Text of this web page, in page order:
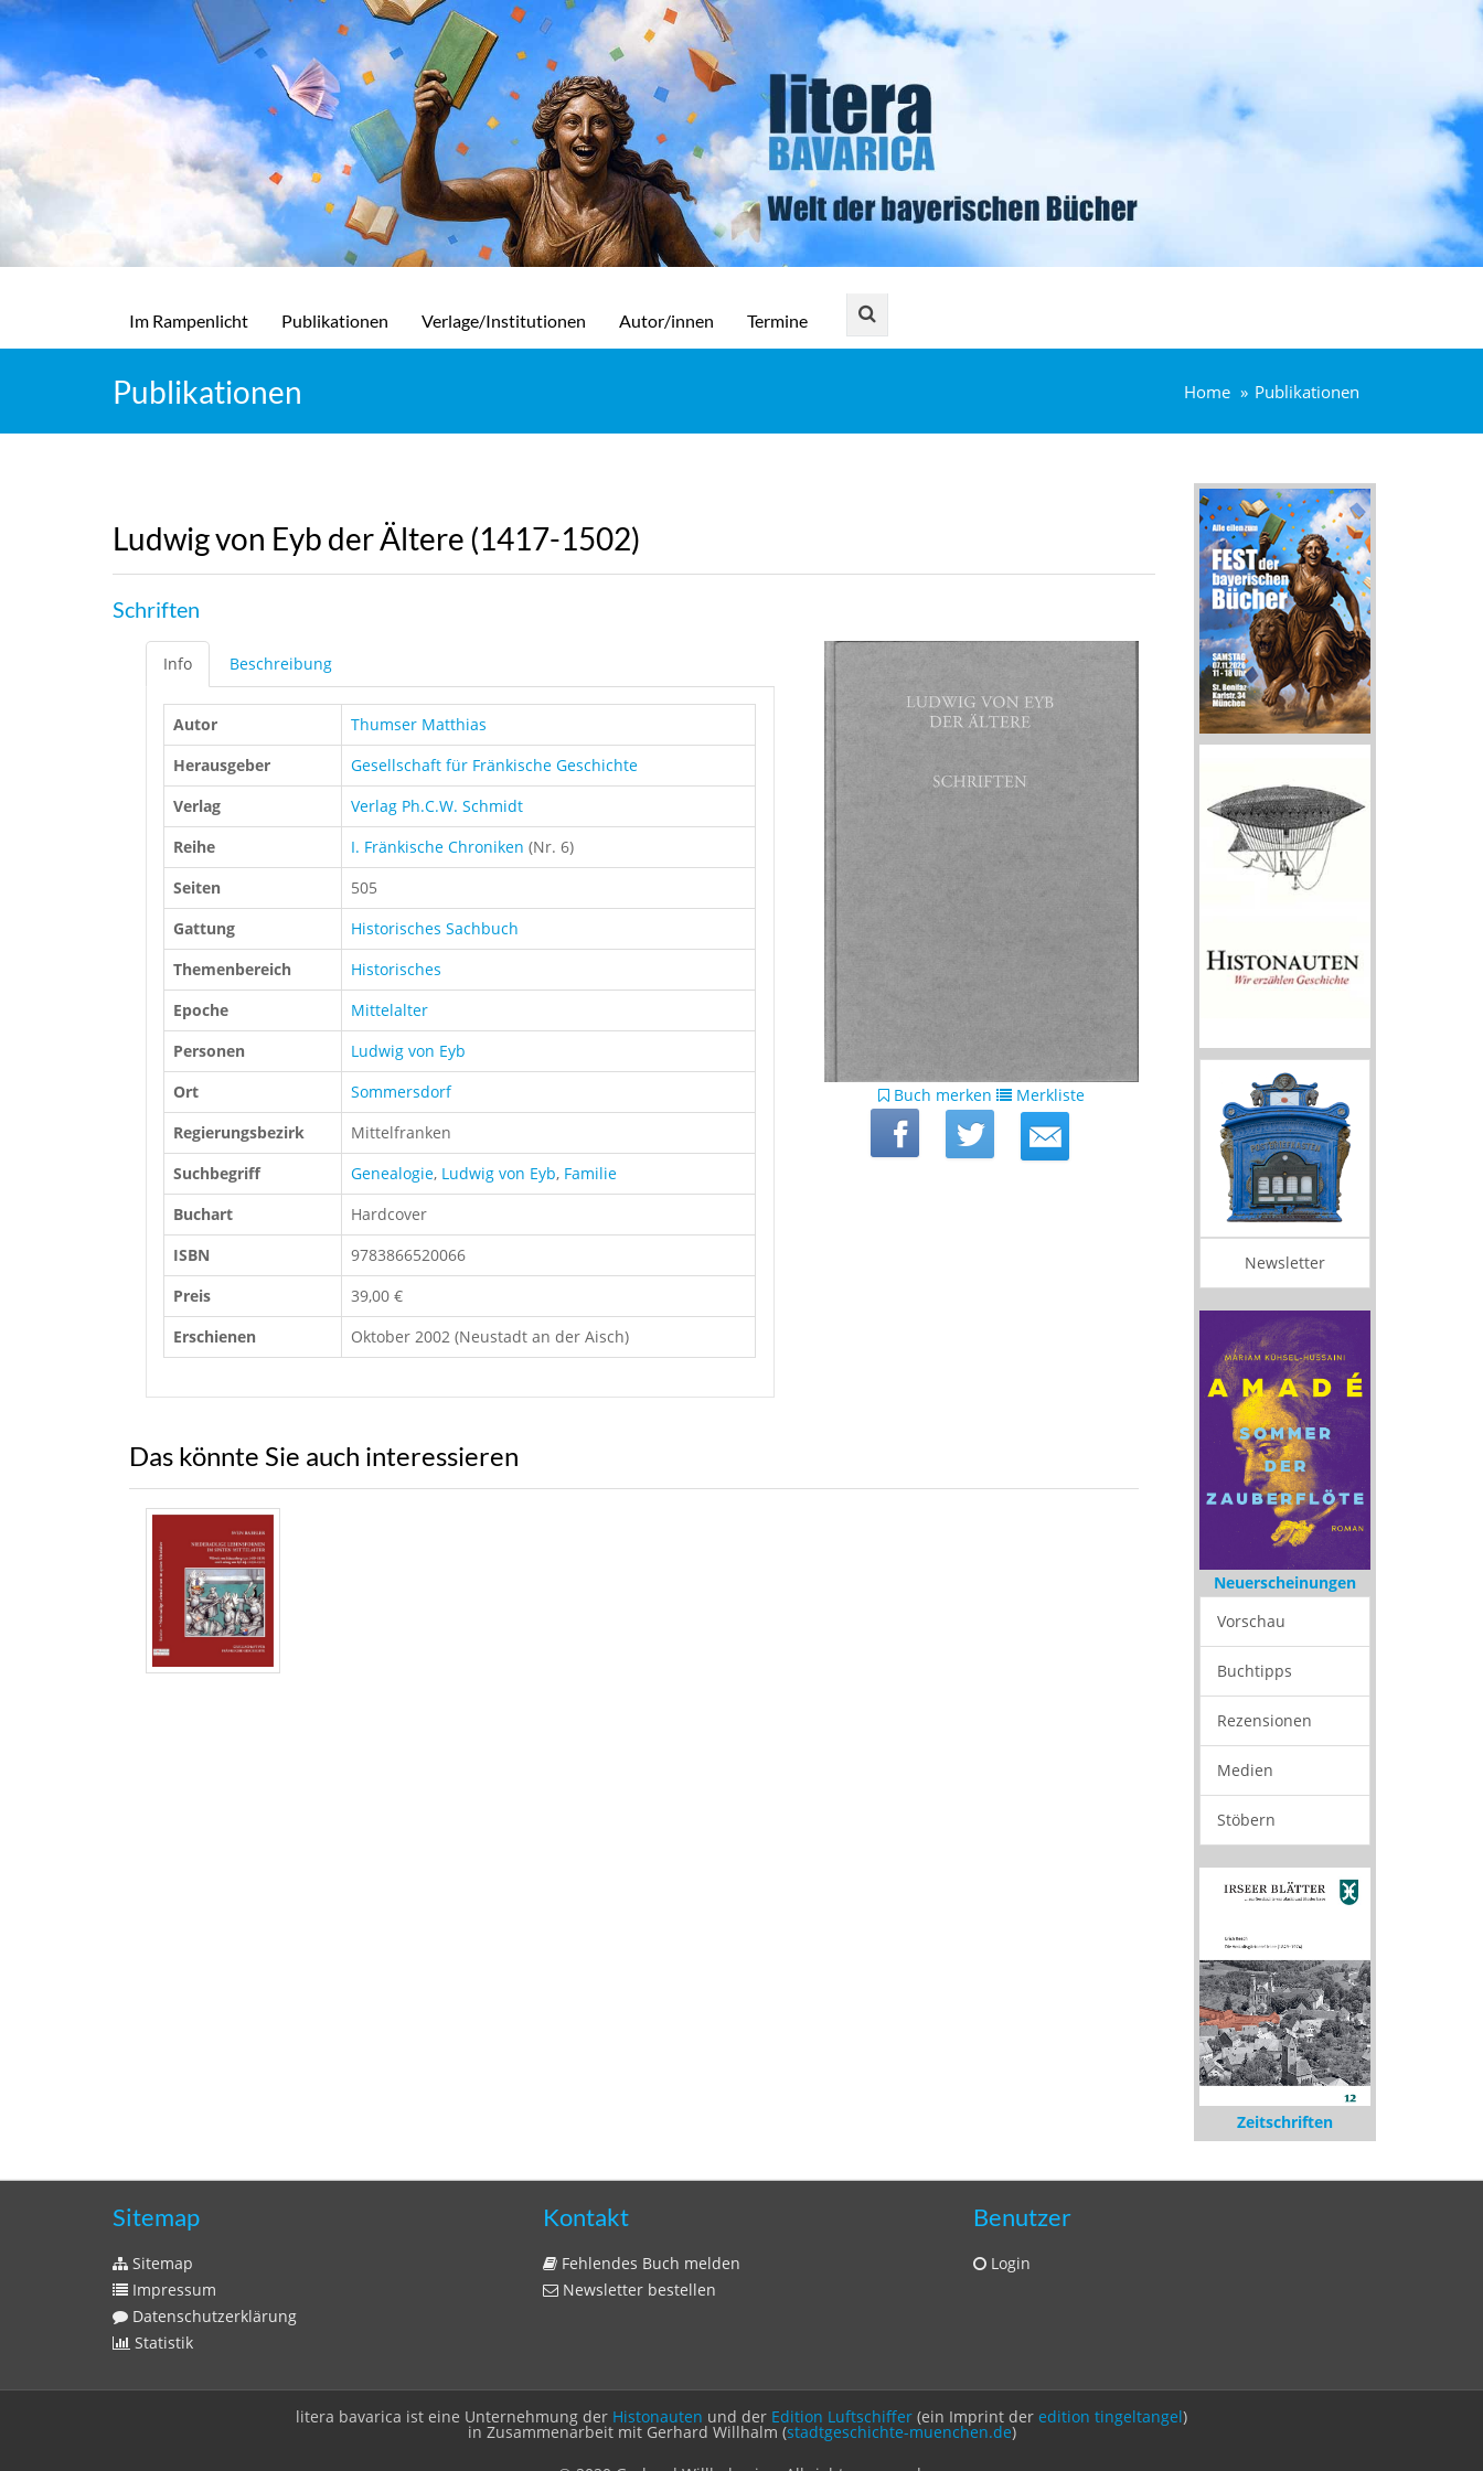
Im Rampenlicht Publikationen Verlage/Institutionen Autor/innen Termine
Publikationen Home Publikationen
Ludwig von Eyb der Ältere (1417-1502)
Schriften
Info Beschreibung
Autor
Thumser Matthias
Herausgeber
Gesellschaft für Fränkische Geschichte
Verlag
Verlag Ph.C.W. Schmidt
Reihe
I. Fränkische Chroniken (Nr. 6)
Seiten
505
Gattung
Historisches Sachbuch
Themenbereich
Historisches
Epoche
Mittelalter
Personen
Ludwig von Eyb
Ort
Sommersdorf
Regierungsbezirk
Mittelfranken
Suchbegriff
Genealogie, Ludwig von Eyb, Familie
Buchart
Hardcover
ISBN
9783866520066
Preis
39,00 €
Erschienen
Oktober 2002 (Neustadt an der Aisch)
Buch merken Merkliste
Das könnte Sie auch interessieren
Newsletter
Neuerscheinungen
Vorschau
Buchtipps
Rezensionen
Medien
Stöbern
Zeitschriften
Sitemap
Sitemap
Impressum
Datenschutzerklärung
Statistik
Kontakt
Fehlendes Buch melden
Newsletter bestellen
Benutzer
Login
litera bavarica ist eine Unternehmung der Histonauten und der Edition Luftschiffer (ein Imprint der edition tingeltangel)
in Zusammenarbeit mit Gerhard Willhalm (stadtgeschichte-muenchen.de)